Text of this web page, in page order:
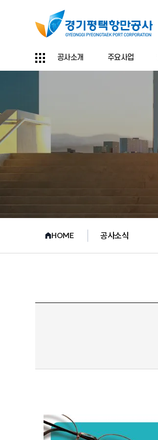
공사소개 주요사업
HOME 공사소식